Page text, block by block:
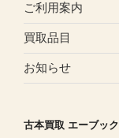
ご利用案内
買取品目
お知らせ
古本買取 エーブック